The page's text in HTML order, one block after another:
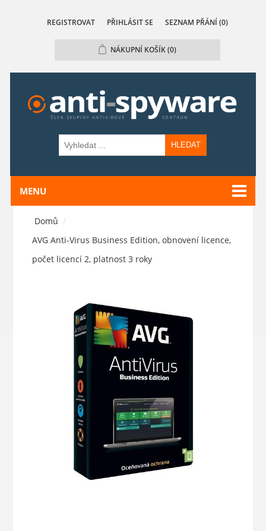
REGISTROVAT PŘIHLÁSIT SE SEZNAM PŘÁNÍ (0)
NÁKUPNÍ KOŠÍK(0)
HLEDAT
MENU
Domů /
AVG Anti-Virus Business Edition, obnovení licence,
počet licencí 2, platnost 3 roky